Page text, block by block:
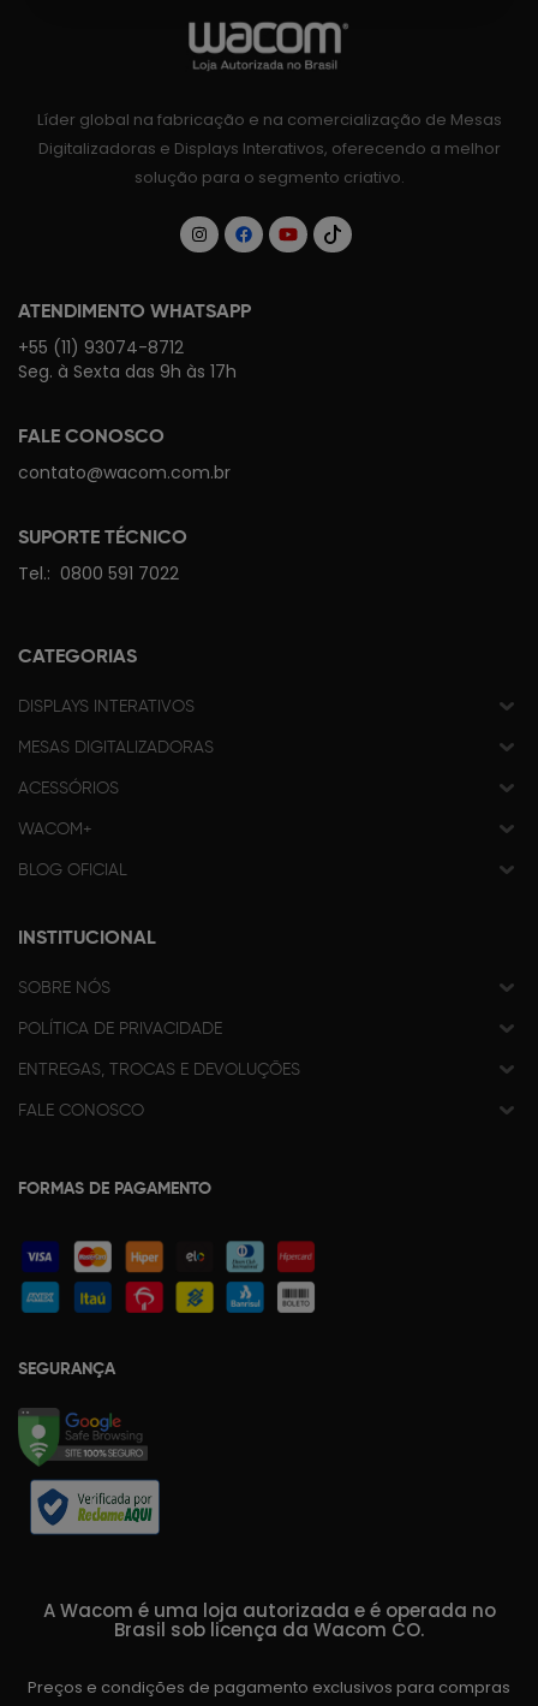
Líder global na fabricação e na comercialização de Mesas
Digitalizadoras e Displays Interativos, oferecendo a melhor
solução para o segmento criativo.
ATENDIMENTO WHATSAPP
+55 (11) 93074-8712
Seg. à Sexta das 9h às 17h
FALE CONOSCO
contato@wacom.com.br
SUPORTE TÉCNICO
Tel.: 0800 591 7022
CATEGORIAS
DISPLAYS INTERATIVOS
MESAS DIGITALIZADORAS
ACESSÓRIOS
WACOM+
BLOG OFICIAL
INSTITUCIONAL
SOBRE NÓS
POLÍTICA DE PRIVACIDADE
ENTREGAS, TROCAS E DEVOLUÇÕES
FALE CONOSCO
FORMAS DE PAGAMENTO
SEGURANÇA
A Wacom é uma loja autorizada e é operada no
Brasil sob licença da Wacom CO.
Preços e condições de pagamento exclusivos para compras